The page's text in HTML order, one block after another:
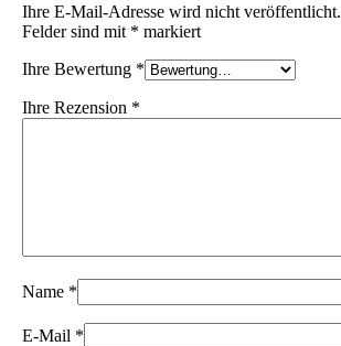
Ihre E-Mail-Adresse wird nicht veröffentlicht.
Felder sind mit * markiert
Ihre Bewertung *
Ihre Rezension *
Name *
E-Mail *